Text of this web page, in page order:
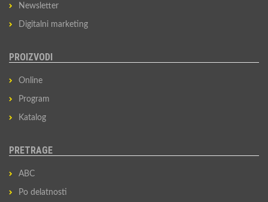
Newsletter
Digitalni marketing
PROIZVODI
Online
Program
Katalog
PRETRAGE
ABC
Po delatnosti